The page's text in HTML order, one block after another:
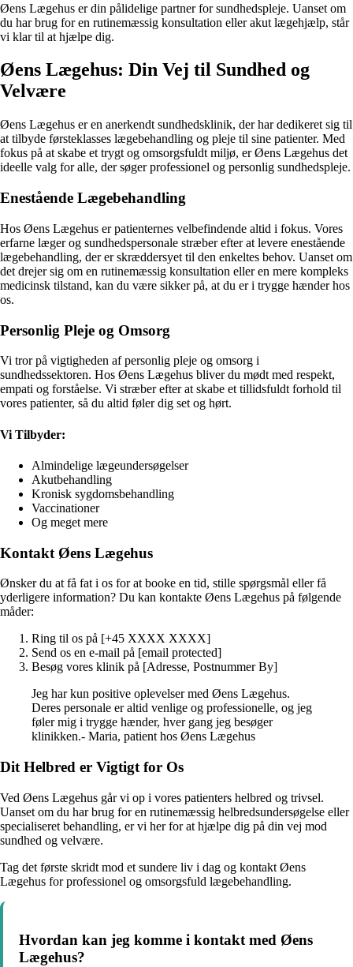
Øens Lægehus er din pålidelige partner for sundhedspleje. Uanset om
du har brug for en rutinemæssig konsultation eller akut lægehjælp, står
vi klar til at hjælpe dig.
Øens Lægehus: Din Vej til Sundhed og
Velvære
Øens Lægehus er en anerkendt sundhedsklinik, der har dedikeret sig til
at tilbyde førsteklasses lægebehandling og pleje til sine patienter. Med
fokus på at skabe et trygt og omsorgsfuldt miljø, er Øens Lægehus det
ideelle valg for alle, der søger professionel og personlig sundhedspleje.
Enestående Lægebehandling
Hos Øens Lægehus er patienternes velbefindende altid i fokus. Vores
erfarne læger og sundhedspersonale stræber efter at levere enestående
lægebehandling, der er skræddersyet til den enkeltes behov. Uanset om
det drejer sig om en rutinemæssig konsultation eller en mere kompleks
medicinsk tilstand, kan du være sikker på, at du er i trygge hænder hos
os.
Personlig Pleje og Omsorg
Vi tror på vigtigheden af personlig pleje og omsorg i
sundhedssektoren. Hos Øens Lægehus bliver du mødt med respekt,
empati og forståelse. Vi stræber efter at skabe et tillidsfuldt forhold til
vores patienter, så du altid føler dig set og hørt.
Vi Tilbyder:
Almindelige lægeundersøgelser
Akutbehandling
Kronisk sygdomsbehandling
Vaccinationer
Og meget mere
Kontakt Øens Lægehus
Ønsker du at få fat i os for at booke en tid, stille spørgsmål eller få
yderligere information? Du kan kontakte Øens Lægehus på følgende
måder:
Ring til os på [+45 XXXX XXXX]
Send os en e-mail på [email protected]
Besøg vores klinik på [Adresse, Postnummer By]
Jeg har kun positive oplevelser med Øens Lægehus.
Deres personale er altid venlige og professionelle, og jeg
føler mig i trygge hænder, hver gang jeg besøger
klinikken.- Maria, patient hos Øens Lægehus
Dit Helbred er Vigtigt for Os
Ved Øens Lægehus går vi op i vores patienters helbred og trivsel.
Uanset om du har brug for en rutinemæssig helbredsundersøgelse eller
specialiseret behandling, er vi her for at hjælpe dig på din vej mod
sundhed og velvære.
Tag det første skridt mod et sundere liv i dag og kontakt Øens
Lægehus for professionel og omsorgsfuld lægebehandling.
Hvordan kan jeg komme i kontakt med Øens
Lægehus?